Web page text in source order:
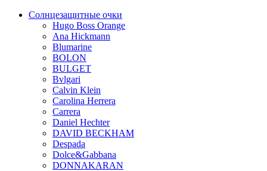
Солнцезащитные очки
Hugo Boss Orange
Ana Hickmann
Blumarine
BOLON
BULGET
Bvlgari
Calvin Klein
Carolina Herrera
Carrera
Daniel Hechter
DAVID BECKHAM
Despada
Dolce&Gabbana
DONNAKARAN